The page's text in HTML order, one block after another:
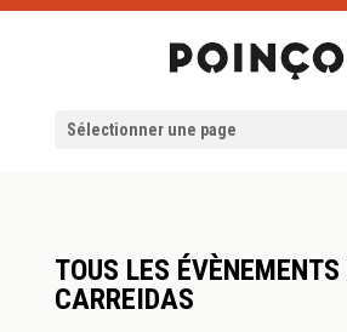
Sélectionner une page
TOUS LES ÉVÈNEMENTS
CARREIDAS